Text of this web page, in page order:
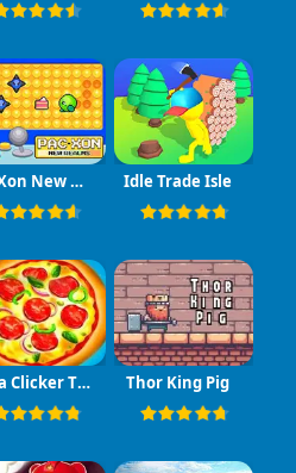
PacXon New Realms Idle Trade Isle
Pizza Clicker Tycoon Thor King Pig